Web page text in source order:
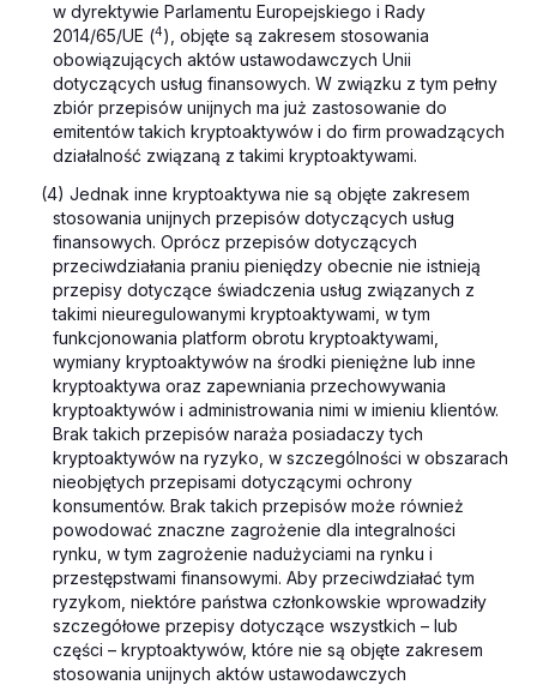
w dyrektywie Parlamentu Europejskiego i Rady
2014/65/UE (4), objęte są zakresem stosowania
obowiązujących aktów ustawodawczych Unii
dotyczących usług finansowych. W związku z tym pełny
zbiór przepisów unijnych ma już zastosowanie do
emitentów takich kryptoaktywów i do firm prowadzących
działalność związaną z takimi kryptoaktywami.
(4) Jednak inne kryptoaktywa nie są objęte zakresem
stosowania unijnych przepisów dotyczących usług
finansowych. Oprócz przepisów dotyczących
przeciwdziałania praniu pieniędzy obecnie nie istnieją
przepisy dotyczące świadczenia usług związanych z
takimi nieuregulowanymi kryptoaktywami, w tym
funkcjonowania platform obrotu kryptoaktywami,
wymiany kryptoaktywów na środki pieniężne lub inne
kryptoaktywa oraz zapewniania przechowywania
kryptoaktywów i administrowania nimi w imieniu klientów.
Brak takich przepisów naraża posiadaczy tych
kryptoaktywów na ryzyko, w szczególności w obszarach
nieobjętych przepisami dotyczącymi ochrony
konsumentów. Brak takich przepisów może również
powodować znaczne zagrożenie dla integralności
rynku, w tym zagrożenie nadużyciami na rynku i
przestępstwami finansowymi. Aby przeciwdziałać tym
ryzykom, niektóre państwa członkowskie wprowadziły
szczegółowe przepisy dotyczące wszystkich – lub
części – kryptoaktywów, które nie są objęte zakresem
stosowania unijnych aktów ustawodawczych